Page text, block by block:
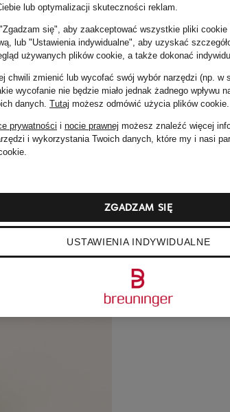
lub optymalizacji skuteczności reklam.
się", aby zaakceptować wszystkie pliki cookie
lub "Ustawienia indywidualne", aby uzyskać
używanych plików cookie, a także dokonać
chwili zmienić lub wycofać swój wybór narzędzi (np. w
wycofanie nie będzie miało jednak żadnego wpływu
danych. Tutaj możesz odmówić użycia plików cookie.
prywatności i nocie prawnej możesz znaleźć więcej
i wykorzystania Twoich danych, które my i nasi
USTAWIENIA INDYWIDUALNE
ZGADZAM SIĘ